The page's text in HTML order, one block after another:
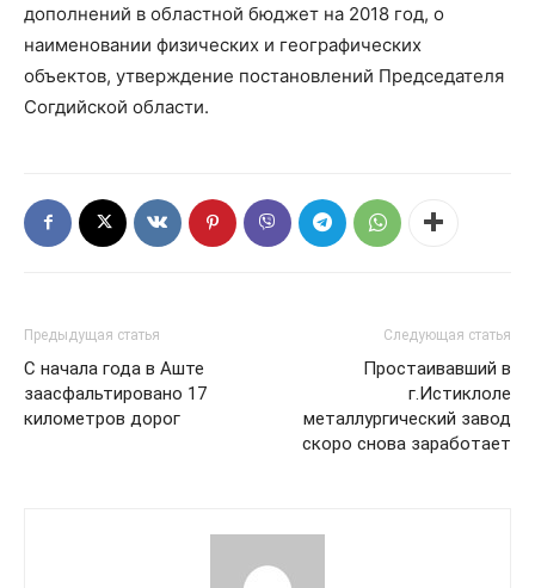
дополнений в областной бюджет на 2018 год, о
наименовании физических и географических
объектов, утверждение постановлений Председателя
Согдийской области.
Предыдущая статья
С начала года в Аште
заасфальтировано 17
километров дорог
Следующая статья
Простаивавший в
г.Истиклоле
металлургический завод
скоро снова заработает